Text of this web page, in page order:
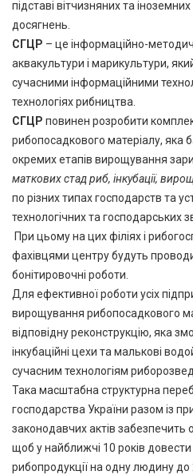
підставі вітчизняних та
досягнень.
СГЦР – це інформаційно-
аквакультури і марикультури,
сучасними інформаційними
технологіях рибництва.
СГЦР повинен розробити
рибопосадкового матеріалу, яка
окремих етапів вирощування
маткових стад риб, інкубації,
по різних типах господарств та
технологічних та господарських
При цьому на цих філіях і
фахівцями центру будуть
бонітировочні роботи.
Для ефективної роботи усіх
вирощування рибопосадкового
відповідну реконструкцію, яка
інкубаційні цехи та малькові
сучасним технологіям
Така масштабна структурна
господарства України разом із
законодавчих актів забезпечить
щоб у найближчі 10 років
рибопродукції на одну людину до